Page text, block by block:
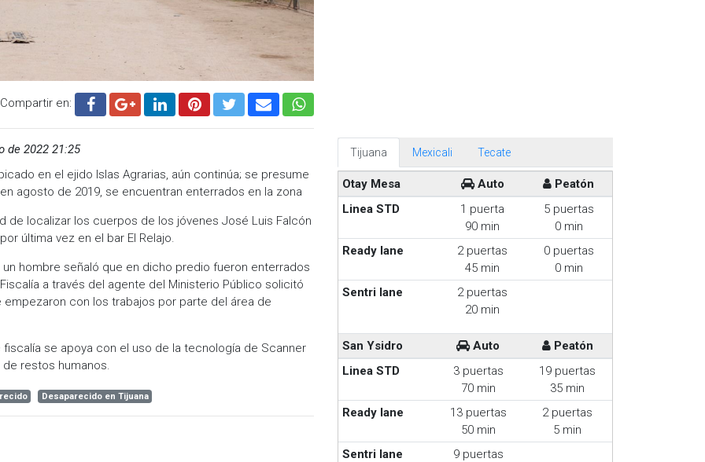
Compartir en:
de 2022 21:25
en el ejido Islas Agrarias, aún continúa; se presume
agosto de 2019, se encuentran enterrados en la zona
de localizar los cuerpos de los jóvenes José Luis Falcón
última vez en el bar El Relajo.
hombre señaló que en dicho predio fueron enterrados
a través del agente del Ministerio Público solicitó
con los trabajos por parte del área de
se apoya con el uso de la tecnología de Scanner
restos humanos.
Desaparecido en Tijuana
Tijuana Mexicali Tecate
Otay Mesa Auto
Peatón
Linea STD
1 puerta
90 min
5 puertas
0 min
Ready lane
2 puertas
45 min
0 puertas
0 min
Sentri lane
2 puertas
20 min
San Ysidro Auto
Peatón
Linea STD
3 puertas
70 min
19 puertas
35 min
Ready lane
13 puertas
50 min
2 puertas
5 min
Sentri lane
9 puertas